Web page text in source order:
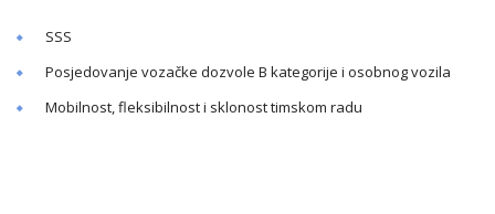
SSS
Posjedovanje vozačke dozvole B kategorije i osobnog vozila
Mobilnost, fleksibilnost i sklonost timskom radu